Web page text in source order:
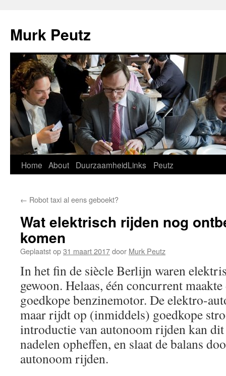
Murk Peutz
Spring
inhoud
Home About DuurzaamheidLinks Peutz
← Robot taxi al eens geboekt?
Wat elektrisch rijden nog
komen
Geplaatst op31 maart 2017door Murk Peutz
In het fin de siècle Berlijn waren
gewoon. Helaas, één concurrent
goedkope benzinemotor. De elektro-
maar rijdt op (inmiddels) goedkope
introductie van autonoom rijden kan
nadelen opheffen, en slaat de balans
autonoom rijden.